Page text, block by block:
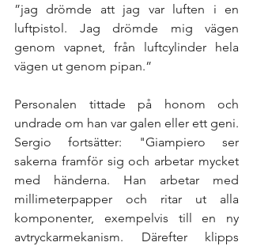
”jag drömde att jag var luften i en
luftpistol. Jag drömde mig vägen
genom vapnet, från luftcylinder hela
vägen ut genom pipan.”
Personalen tittade på honom och
undrade om han var galen eller ett geni.
Sergio fortsätter: "Giampiero ser
sakerna framför sig och arbetar mycket
med händerna. Han arbetar med
millimeterpapper och ritar ut alla
komponenter, exempelvis till en ny
avtryckarmekanism. Därefter klipps